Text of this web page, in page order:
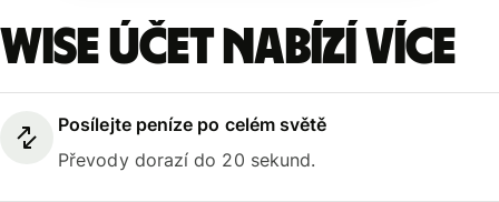
Wise účet nabízí více
Posílejte peníze po celém světě
Převody dorazí do 20 sekund.